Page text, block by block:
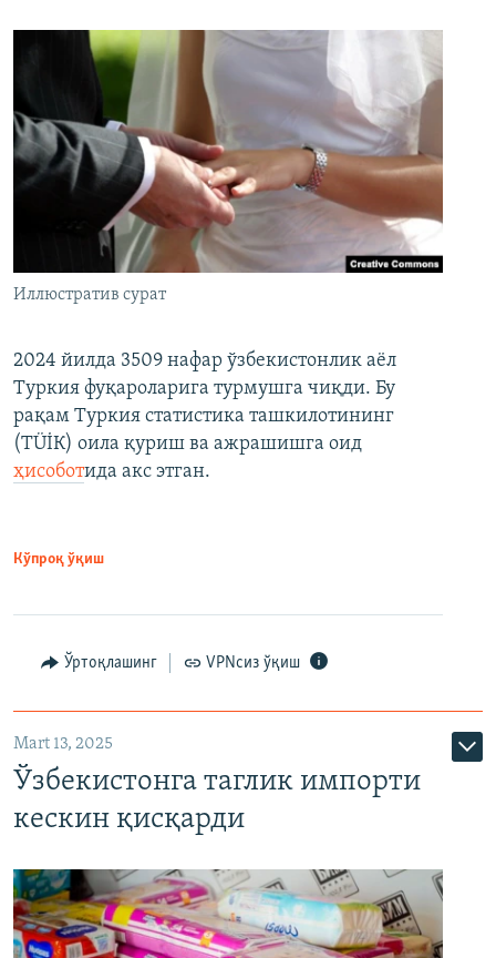
Иллюстратив сурат
2024 йилда 3509 нафар ўзбекистонлик аёл
Туркия фуқароларига турмушга чиқди. Бу
рақам Туркия статистика ташкилотининг
(ТÜİК) оила қуриш ва ажрашишга оид
ҳисоботида акс этган.
Кўпроқ ўқиш
Ўртоқлашинг VPNсиз ўқиш
Mart 13, 2025
Ўзбекистонга таглик импорти
кескин қисқарди